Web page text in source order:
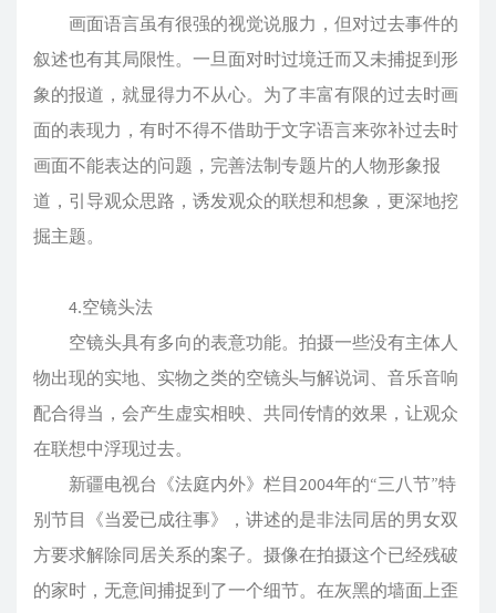
画面语言虽有很强的视觉说服力，但对过去事件的
叙述也有其局限性。一旦面对时过境迁而又未捕捉到形
象的报道，就显得力不从心。为了丰富有限的过去时画
面的表现力，有时不得不借助于文字语言来弥补过去时
画面不能表达的问题，完善法制专题片的人物形象报
道，引导观众思路，诱发观众的联想和想象，更深地挖
掘主题。
4.空镜头法
空镜头具有多向的表意功能。拍摄一些没有主体人
物出现的实地、实物之类的空镜头与解说词、音乐音响
配合得当，会产生虚实相映、共同传情的效果，让观众
在联想中浮现过去。
新疆电视台《法庭内外》栏目2004年的“三八节”特
别节目《当爱已成往事》，讲述的是非法同居的男女双
方要求解除同居关系的案子。摄像在拍摄这个已经残破
的家时，无意间捕捉到了一个细节。在灰黑的墙面上歪